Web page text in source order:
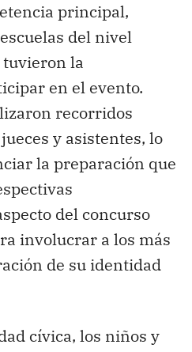
principal,
del nivel
la
en el evento.
recorridos
y asistentes, lo
la preparación que
del concurso
involucrar a los más
de su identidad
cívica, los niños y